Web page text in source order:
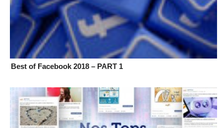
Best of Facebook 2018 – PART 1